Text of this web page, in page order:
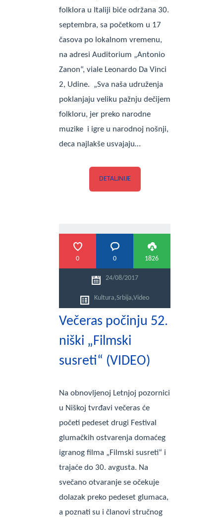
folklora u Italiji biće održana 30.
septembra, sa početkom u 17
časova po lokalnom vremenu,
na adresi Auditorium „Antonio
Zanon“, viale Leonardo Da Vinci
2, Udine. „Sva naša udruženja
poklanjaju veliku pažnju dečijem
folkloru, jer preko narodne
muzike i igre u narodnoj nošnji,
deca najlakše usvajaju…
DETALJNIJE
0 0 1826
24/08/2017
Kultura,Srbija,Video
Večeras počinju 52.
niški „Filmski
susreti“ (VIDEO)
Na obnovljenoj Letnjoj pozornici
u Niškoj tvrđavi večeras će
početi pedeset drugi Festival
glumačkih ostvarenja domaćeg
igranog filma „Filmski susreti“ i
trajaće do 30. avgusta. Na
svečano otvaranje se očekuje
dolazak preko pedeset glumaca,
a poznati su i članovi stručnog